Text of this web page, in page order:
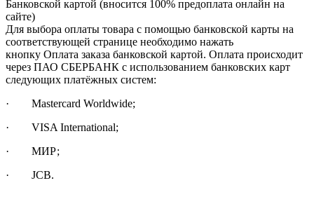
Банковской картой (вносится 100% предоплата онлайн на
сайте)
Для выбора оплаты товара с помощью банковской карты на
соответствующей странице необходимо нажать
кнопку Оплата заказа банковской картой. Оплата происходит
через ПАО СБЕРБАНК с использованием банковских карт
следующих платёжных систем:
· Mastercard Worldwide;
· VISA International;
· МИР;
· JCB.